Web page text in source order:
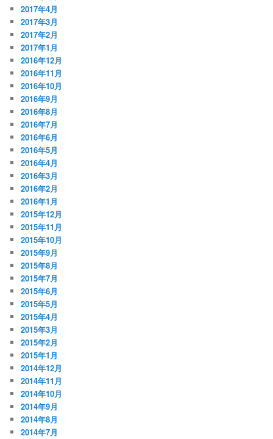
2017年4月
2017年3月
2017年2月
2017年1月
2016年12月
2016年11月
2016年10月
2016年9月
2016年8月
2016年7月
2016年6月
2016年5月
2016年4月
2016年3月
2016年2月
2016年1月
2015年12月
2015年11月
2015年10月
2015年9月
2015年8月
2015年7月
2015年6月
2015年5月
2015年4月
2015年3月
2015年2月
2015年1月
2014年12月
2014年11月
2014年10月
2014年9月
2014年8月
2014年7月